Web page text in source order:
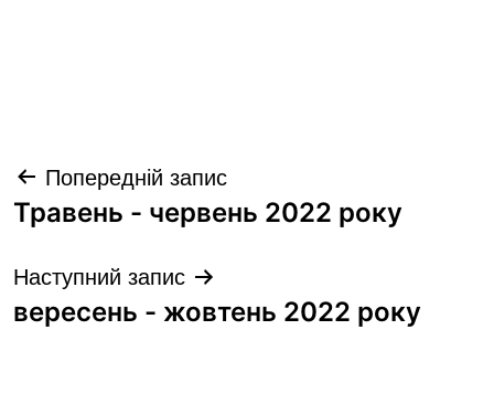
Навігація
записів
Попередній запис
Травень - червень 2022 року
Наступний запис
вересень - жовтень 2022 року